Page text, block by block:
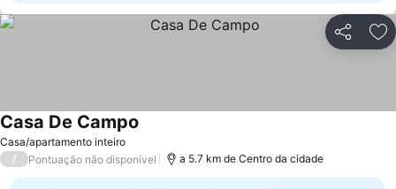
Partilhar
Casa/apartamento inteiro
Casa De Campo
/ Pontuação não disponível a 5.7 km de Centro da cidade